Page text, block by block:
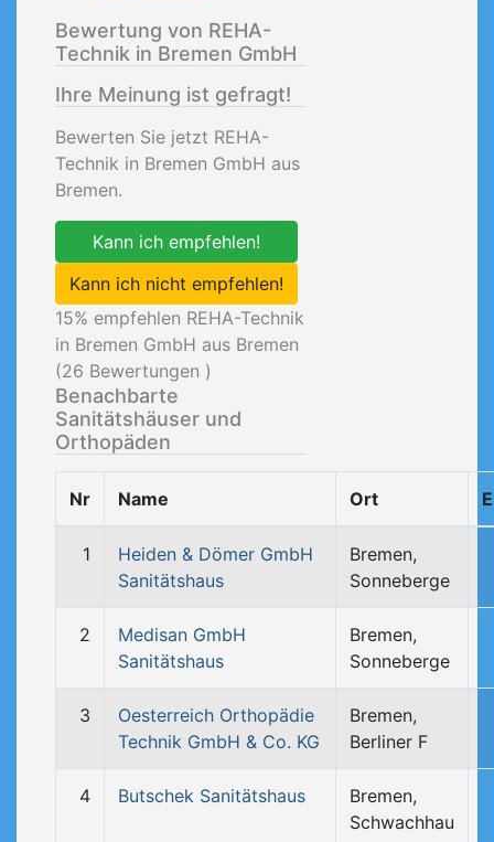
Bewertung von REHA-
Technik in Bremen GmbH
Ihre Meinung ist gefragt!
Bewerten Sie jetzt REHA-
Technik in Bremen GmbH aus
Bremen.
Kann ich empfehlen!
Kann ich nicht empfehlen!
15% empfehlen REHA-Technik
in Bremen GmbH aus Bremen
(26 Bewertungen )
Benachbarte
Sanitätshäuser und
Orthopäden
Nr Name Ort
1
Heiden & Dömer GmbH
Sanitätshaus
Bremen,
Sonneberge
2
Medisan GmbH
Sanitätshaus
Bremen,
Sonneberge
3
Oesterreich Orthopädie
Technik GmbH & Co. KG
Bremen,
Berliner F
4 Butschek Sanitätshaus
Bremen,
Schwachhau